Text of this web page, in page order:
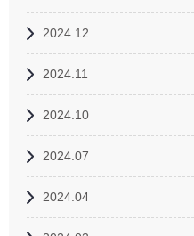
2024.12
2024.11
2024.10
2024.07
2024.04